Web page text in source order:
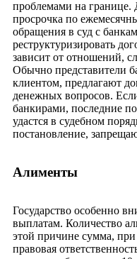
проблемами на границе.
просрочка по
обращения в суд с
реструктуризировать
зависит от отношений,
Обычно представители
клиентом, предлагают
денежных вопросов.
банкирами, последние
удастся в судебном
постановление,
Алименты
Государство особенно
выплатам. Количество
этой причине сумма, при
правовая